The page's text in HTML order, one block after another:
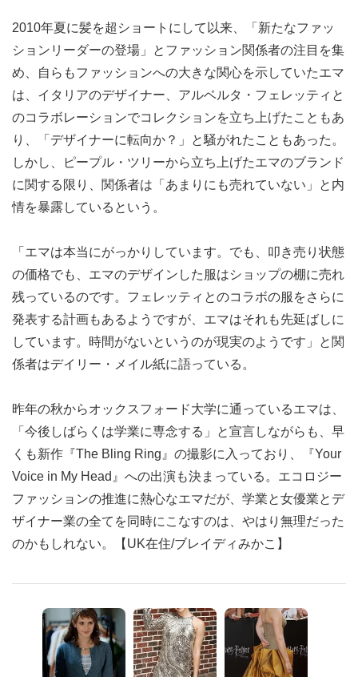
2010年夏に髪を超ショートにして以来、「新たなファッ
ションリーダーの登場」とファッション関係者の注目を集
め、自らもファッションへの大きな関心を示していたエマ
は、イタリアのデザイナー、アルベルタ・フェレッティと
のコラボレーションでコレクションを立ち上げたこともあ
り、「デザイナーに転向か？」と騒がれたこともあった。
しかし、ピープル・ツリーから立ち上げたエマのブランド
に関する限り、関係者は「あまりにも売れていない」と内
情を暴露しているという。
「エマは本当にがっかりしています。でも、叩き売り状態
の価格でも、エマのデザインした服はショップの棚に売れ
残っているのです。フェレッティとのコラボの服をさらに
発表する計画もあるようですが、エマはそれも先延ばしに
しています。時間がないというのが現実のようです」と関
係者はデイリー・メイル紙に語っている。
昨年の秋からオックスフォード大学に通っているエマは、
「今後しばらくは学業に専念する」と宣言しながらも、早
くも新作『The Bling Ring』の撮影に入っており、『Your
Voice in My Head』への出演も決まっている。エコロジー
ファッションの推進に熱心なエマだが、学業と女優業とデ
ザイナー業の全てを同時にこなすのは、やはり無理だった
のかもしれない。【UK在住/ブレイディみかこ】